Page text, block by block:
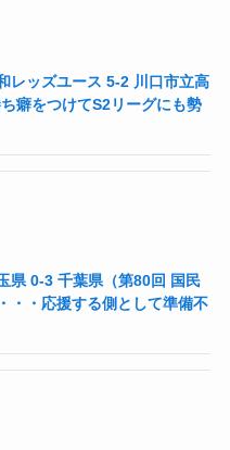
レッズユース 5-2 川口市立高
癖をつけてS2リーグにも勢
県 0-3 千葉県（第80回 国民
・・応援する側として準備不